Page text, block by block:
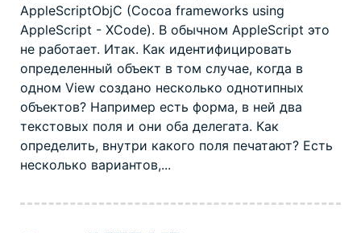
AppleScriptObjC (Cocoa frameworks using
AppleScript - XCode). В обычном AppleScript это
не работает. Итак. Как идентифицировать
определенный объект в том случае, когда в
одном View создано несколько однотипных
объектов? Например есть форма, в ней два
текстовых поля и они оба делегата. Как
определить, внутри какого поля печатают? Есть
несколько вариантов,...